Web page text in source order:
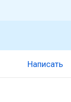
Написать